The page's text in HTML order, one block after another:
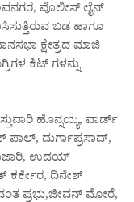
ಪೊಲೀಸ್ ಲೈನ್
ಬಡ ಹಾಗೂ
ಕ್ಷೇತ್ರದ ಮಾಜಿ
ಕಿಟ್ ಗಳನ್ನು
ಹೊನ್ನಯ್ಯ, ವಾರ್ಡ್
ಪಾಲ್, ದುರ್ಗಾಪ್ರಸಾದ್,
ಉದಯ್
ಕರ್ಕೇರ, ದಿನೇಶ್
ಪ್ರಭು,ಜೀವನ್ ಮೋರೆ,